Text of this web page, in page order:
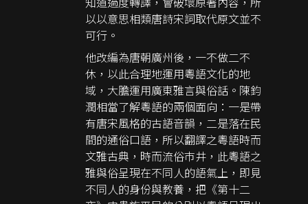
以以意思相類唐詩宋詞取代原文並不
可行。
他改編為唐朝廣州後，一不做二不
休，以此合理地運用粵語文化的地
域，大膽運用廣東雅言與俗話。陳鈞
潤相當了解粵語的兩個面向：一是帶
有唐宋風格的古語音韻，二是落在民
間的通俗口語，所以翻譯之粵語時而
文雅古典，時而流俗巿井，此粵語之
雅與俗呈現在不同人的語氣上，即見
不同人的身份與教養，把《第十二